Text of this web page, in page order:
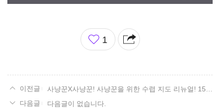
좋
아
1
사냥꾼X사냥꾼! 사냥꾼을 위한 수렵 지도 리뉴얼! 15. 볼다이크 편.
다음글이 없습니다.